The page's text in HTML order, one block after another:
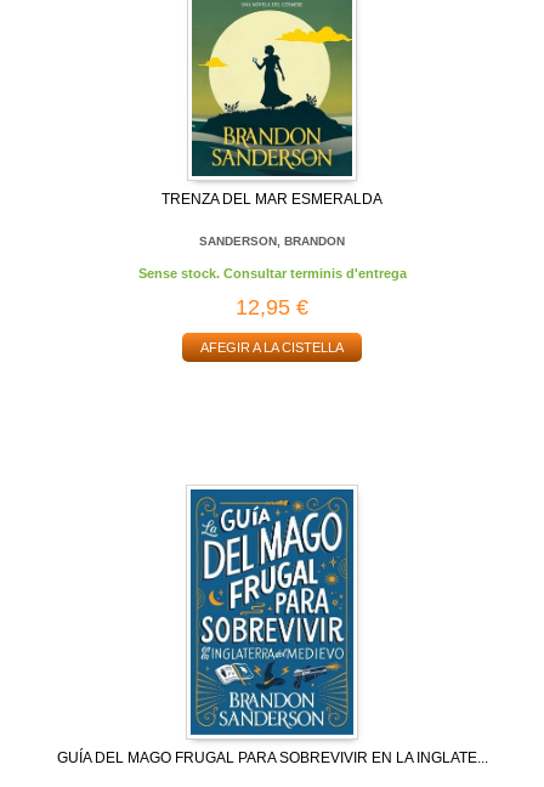
TRENZA DEL MAR ESMERALDA
SANDERSON, BRANDON
Sense stock. Consultar terminis d'entrega
12,95 €
AFEGIR A LA CISTELLA
GUÍA DEL MAGO FRUGAL PARA SOBREVIVIR EN LA INGLATE...